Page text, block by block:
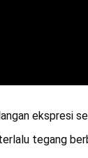
ekspresi
tegang